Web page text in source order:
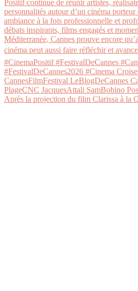
Après la projection du film Clarissa à la